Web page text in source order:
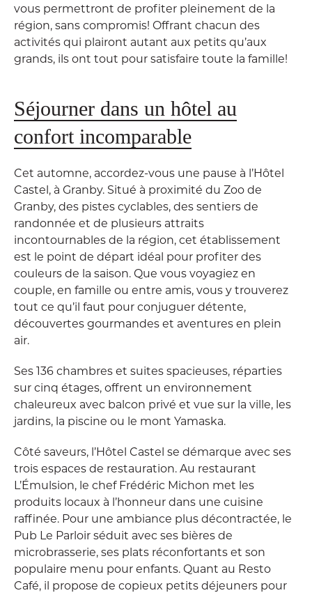
vous permettront de profiter pleinement de la
région, sans compromis! Offrant chacun des
activités qui plairont autant aux petits qu’aux
grands, ils ont tout pour satisfaire toute la famille!
Séjourner dans un hôtel au
confort incomparable
Cet automne, accordez-vous une pause à l’Hôtel
Castel, à Granby. Situé à proximité du Zoo de
Granby, des pistes cyclables, des sentiers de
randonnée et de plusieurs attraits
incontournables de la région, cet établissement
est le point de départ idéal pour profiter des
couleurs de la saison. Que vous voyagiez en
couple, en famille ou entre amis, vous y trouverez
tout ce qu’il faut pour conjuguer détente,
découvertes gourmandes et aventures en plein
air.
Ses 136 chambres et suites spacieuses, réparties
sur cinq étages, offrent un environnement
chaleureux avec balcon privé et vue sur la ville, les
jardins, la piscine ou le mont Yamaska.
Côté saveurs, l’Hôtel Castel se démarque avec ses
trois espaces de restauration. Au restaurant
L’Émulsion, le chef Frédéric Michon met les
produits locaux à l’honneur dans une cuisine
raffinée. Pour une ambiance plus décontractée, le
Pub Le Parloir séduit avec ses bières de
microbrasserie, ses plats réconfortants et son
populaire menu pour enfants. Quant au Resto
Café, il propose de copieux petits déjeuners pour